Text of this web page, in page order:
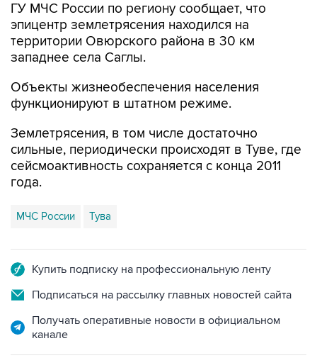
ГУ МЧС России по региону сообщает, что
эпицентр землетрясения находился на
территории Овюрского района в 30 км
западнее села Саглы.
Объекты жизнеобеспечения населения
функционируют в штатном режиме.
Землетрясения, в том числе достаточно
сильные, периодически происходят в Туве, где
сейсмоактивность сохраняется с конца 2011
года.
МЧС России Тува
Купить подписку на профессиональную ленту
Подписаться на рассылку главных новостей сайта
Получать оперативные новости в официальном
канале